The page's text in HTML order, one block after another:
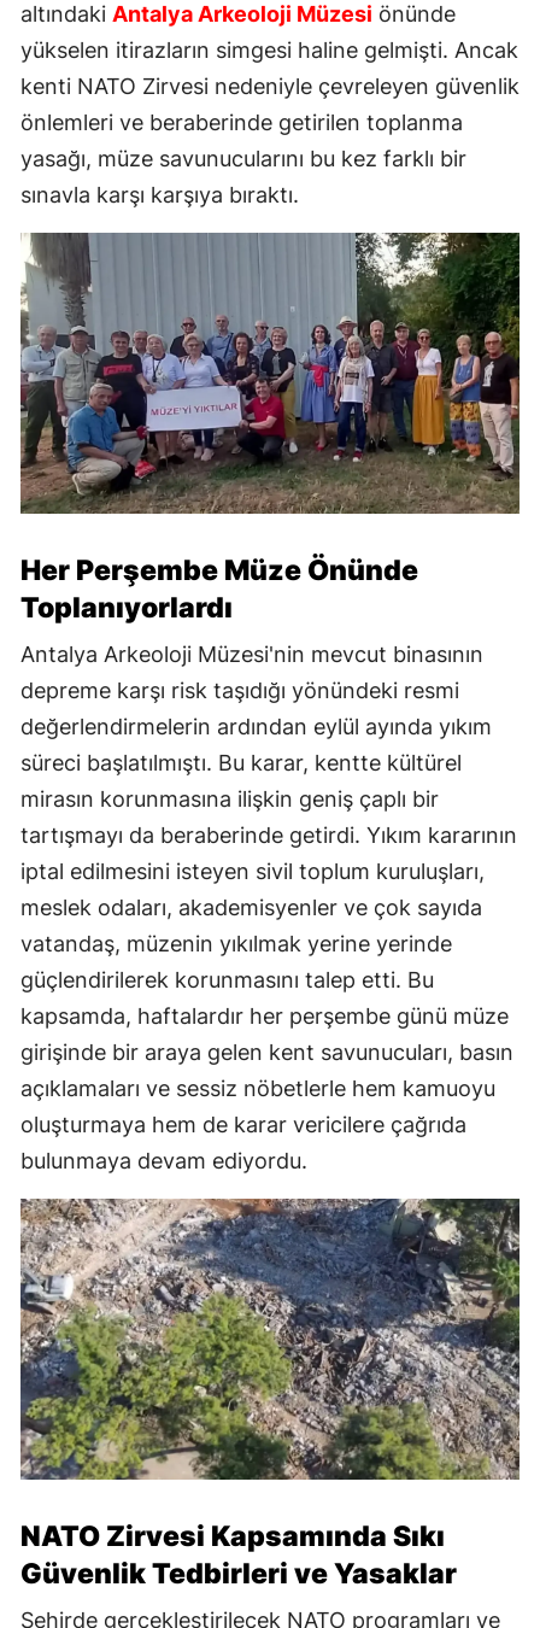
altındaki Antalya Arkeoloji Müzesi önünde
yükselen itirazların simgesi haline gelmişti. Ancak
kenti NATO Zirvesi nedeniyle çevreleyen güvenlik
önlemleri ve beraberinde getirilen toplanma
yasağı, müze savunucularını bu kez farklı bir
sınavla karşı karşıya bıraktı.
Her Perşembe Müze Önünde
Toplanıyorlardı
Antalya Arkeoloji Müzesi'nin mevcut binasının
depreme karşı risk taşıdığı yönündeki resmi
değerlendirmelerin ardından eylül ayında yıkım
süreci başlatılmıştı. Bu karar, kentte kültürel
mirasın korunmasına ilişkin geniş çaplı bir
tartışmayı da beraberinde getirdi. Yıkım kararının
iptal edilmesini isteyen sivil toplum kuruluşları,
meslek odaları, akademisyenler ve çok sayıda
vatandaş, müzenin yıkılmak yerine yerinde
güçlendirilerek korunmasını talep etti. Bu
kapsamda, haftalardır her perşembe günü müze
girişinde bir araya gelen kent savunucuları, basın
açıklamaları ve sessiz nöbetlerle hem kamuoyu
oluşturmaya hem de karar vericilere çağrıda
bulunmaya devam ediyordu.
NATO Zirvesi Kapsamında Sıkı
Güvenlik Tedbirleri ve Yasaklar
Şehirde gerçekleştirilecek NATO programları ve